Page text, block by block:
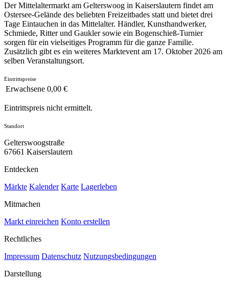
Der Mittelaltermarkt am Gelterswoog in Kaiserslautern findet am
Ostersee-Gelände des beliebten Freizeitbades statt und bietet drei
Tage Eintauchen in das Mittelalter. Händler, Kunsthandwerker,
Schmiede, Ritter und Gaukler sowie ein Bogenschieß-Turnier
sorgen für ein vielseitiges Programm für die ganze Familie.
Zusätzlich gibt es ein weiteres Marktevent am 17. Oktober 2026 am
selben Veranstaltungsort.
Eintrittspreise
Erwachsene 0,00 €
Eintrittspreis nicht ermittelt.
Standort
Gelterswoogstraße
67661 Kaiserslautern
Entdecken
Märkte Kalender Karte Lagerleben
Mitmachen
Markt einreichen Konto erstellen
Rechtliches
Impressum Datenschutz Nutzungsbedingungen
Darstellung